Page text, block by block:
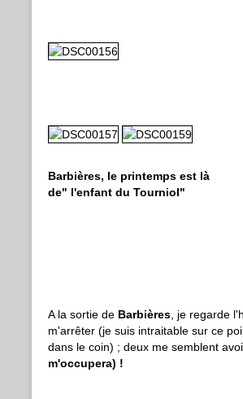
Barbières, le printemps est là
de" l'enfant du Tourniol"
un col
A la sortie de Barbières , je regarde
m'arrêter (je suis intraitable sur ce
dans le coin) ; deux me semblent
m'occupera) !